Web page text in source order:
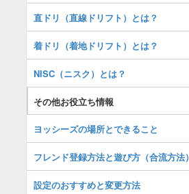
直ドリ（直線ドリフト）とは？
着ドリ（着地ドリフト）とは？
NISC（ニスク）とは？
その他お役立ち情報
ヨッシーズの場所とできること
フレンド登録方法と遊び方（合流方法）
設定のおすすめと変更方法